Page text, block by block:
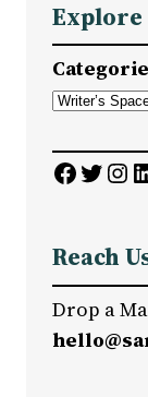
r
c
h
Explore
Facebook Twitter InstagramLinkedIn
Reach
Drop a